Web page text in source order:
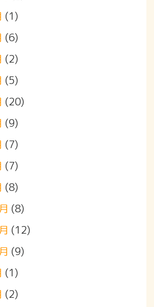
(1)
(6)
(2)
(5)
(20)
(9)
(7)
(7)
(8)
(8)
(12)
(9)
(1)
(2)